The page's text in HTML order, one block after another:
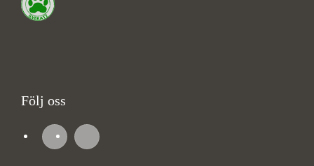
Följ oss